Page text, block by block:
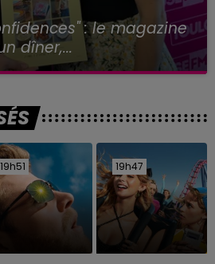
: le magazine
dîner,...
19h51
19h51 19h47
19h47